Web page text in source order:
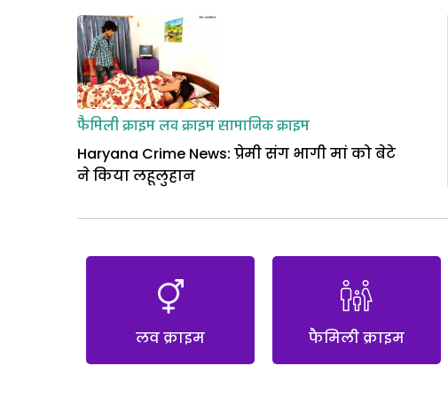
फैमिली क्राइमलव क्राइमसामाजिक क्राइम
Haryana Crime News: प्रेमी संग भागी मां को बेटे
ने किया लहूलुहान
लव क्राइम फैमिली क्राइम